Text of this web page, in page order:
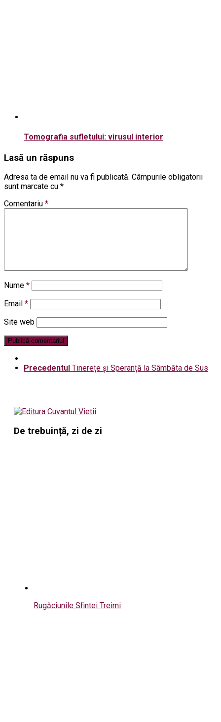
Tomografia sufletului: virusul interior
Lasă un răspuns
Adresa ta de email nu va fi publicată. Câmpurile obligatorii
sunt marcate cu *
Comentariu *
Nume *
Email *
Site web
Precedentul Tinerețe și Speranță la Sâmbăta de Sus
De trebuință, zi de zi
Rugăciunile Sfintei Treimi